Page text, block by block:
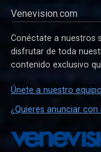
Venevision.com
Conéctate a nuestros
disfrutar de toda
contenido exclusivo
Únete a nuestro equipo
¿Quieres anunciar